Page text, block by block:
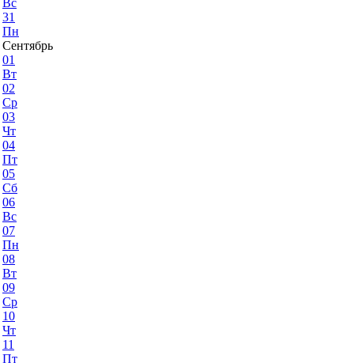
Вс
31
Пн
Сентябрь
01
Вт
02
Ср
03
Чт
04
Пт
05
Сб
06
Вс
07
Пн
08
Вт
09
Ср
10
Чт
11
Пт